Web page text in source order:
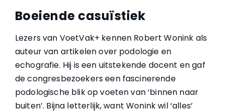
Boeiende casuïstiek
Lezers van VoetVak+ kennen Robert Wonink als
auteur van artikelen over podologie en
echografie. Hij is een uitstekende docent en gaf
de congresbezoekers een fascinerende
podologische blik op voeten van ‘binnen naar
buiten’. Bijna letterlijk, want Wonink wil ‘alles’